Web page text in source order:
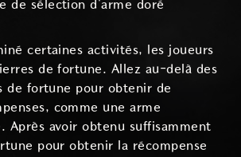
de sélection d'arme doré
certaines activités, les joueurs
de fortune. Allez au-delà des
de fortune pour obtenir de
comme une arme
Après avoir obtenu suffisamment
pour obtenir la récompense